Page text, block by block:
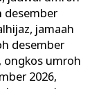
desember
, jamaah
desember
ongkos umroh
2026,